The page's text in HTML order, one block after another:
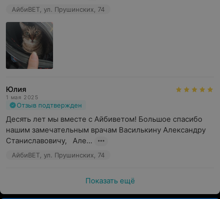
АйбиВЕТ, ул. Прушинских, 74
Юлия
1 мая 2025
Отзыв подтвержден
Десять лет мы вместе с Айбиветом! Большое спасибо
нашим замечательным врачам Василькину Александру
Станиславовичу,   Але...
АйбиВЕТ, ул. Прушинских, 74
Показать ещё